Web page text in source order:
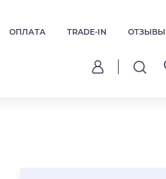
ОПЛАТА TRADE-IN ОТЗЫВЫ